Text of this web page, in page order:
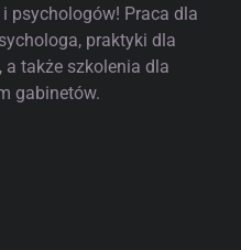
psychologów! Praca dla
praktyki dla
także szkolenia dla
gabinetów.